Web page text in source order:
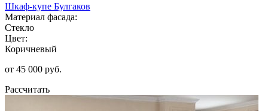
Шкаф-купе Булгаков
Материал фасада:
Стекло
Цвет:
Коричневый
от 45 000 руб.
Рассчитать